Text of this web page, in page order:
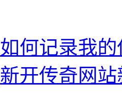
如何记录我
新开传奇网